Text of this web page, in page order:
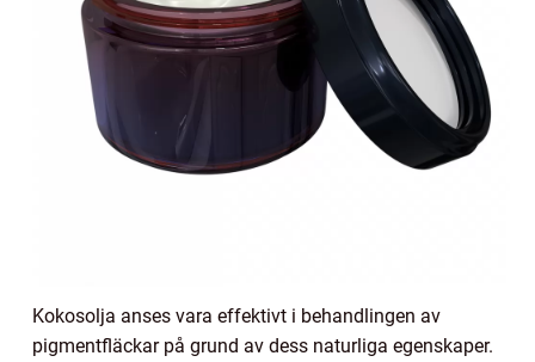
Kokosolja anses vara effektivt i behandlingen av
pigmentfläckar på grund av dess naturliga egenskaper.